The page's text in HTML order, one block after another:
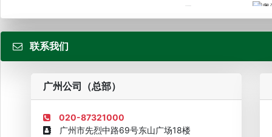
届...
联系我们
广州公司（总部）
020-87321000
广州市先烈中路69号东山广场18楼